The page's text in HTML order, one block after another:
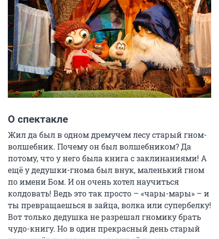
О спектакле
Жил да был в одном дремучем лесу старый гном-
волшебник. Почему он был волшебником? Да
потому, что у него была книга с заклинаниями! А
ещё у дедушки-гнома был внук, маленький гном
по имени Бом. И он очень хотел научиться
колдовать! Ведь это так просто – «чары-мары» – и
ты превращаешься в зайца, волка или супербелку!
Вот только дедушка не разрешал гномику брать
чудо-книгу. Но в один прекрасный день старый